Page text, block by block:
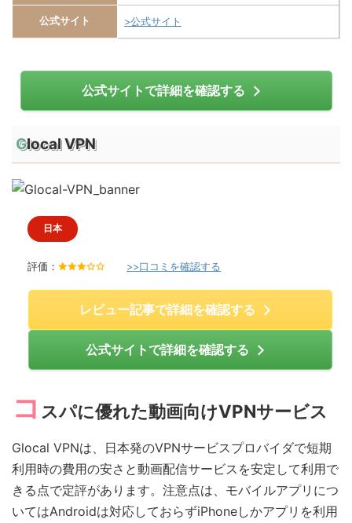
公式サイト >公式サイト
公式サイトで詳細を確認する
Glocal VPN
日本
評価：
0
5
>>口コミを確認する
レビュー記事で詳細を確認する
公式サイトで詳細を確認する
コ スパに優れた動画向けVPNサービス
Glocal VPNは、日本発のVPNサービスプロバイダで短期
利用時の費用の安さと動画配信サービスを安定して利用で
きる点で定評があります。注意点は、モバイルアプリにつ
いてはAndroidは対応しておらずiPhoneしかアプリを利用